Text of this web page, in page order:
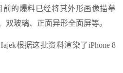
前的爆料已经将其外形画像描摹
双玻璃、正面异形全面屏等。
根据这批资料渲染了iPhone 8